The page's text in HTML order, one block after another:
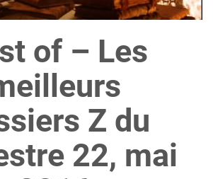
of – Les
Z du
22, mai